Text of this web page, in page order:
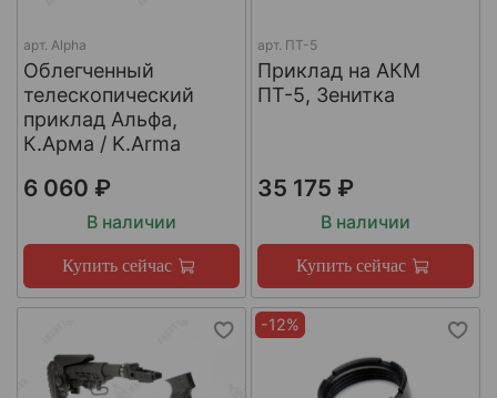
арт. Alpha
Облегченный
телескопический
приклад Альфа,
К.Арма / K.Arma
6 060 ₽
В наличии
Купить сейчас
арт. ПТ-5
Приклад на АКМ
ПТ-5, Зенитка
35 175 ₽
В наличии
Купить сейчас
-12%